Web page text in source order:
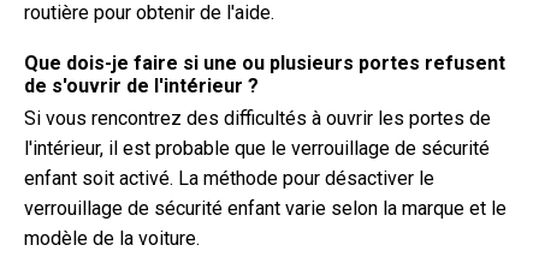
routière pour obtenir de l'aide.
Que dois-je faire si une ou plusieurs portes refusent
de s'ouvrir de l'intérieur ?
Si vous rencontrez des difficultés à ouvrir les portes de
l'intérieur, il est probable que le verrouillage de sécurité
enfant soit activé. La méthode pour désactiver le
verrouillage de sécurité enfant varie selon la marque et le
modèle de la voiture.